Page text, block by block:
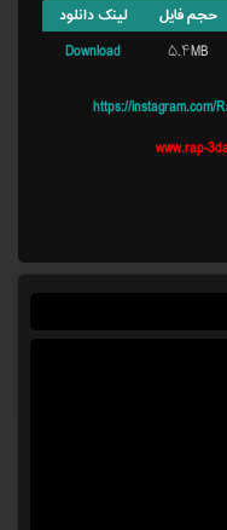
حجم فایل
لینک دانلود
۵.۴MB Download
https://instagram.com/
www.rap-